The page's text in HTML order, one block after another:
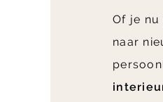
Of je
naar